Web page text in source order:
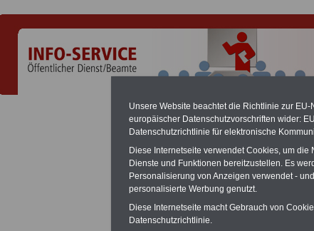
GEW: "Wir brauchen
.>>>Neu aufgelegt im März 2025
Unsere Website beachtet die Richtlinie zur
europäischer Datenschutzvorschriften wider:
Datenschutzrichtlinie für elektronische
Diese Internetseite verwendet Cookies, um
Dienste und Funktionen bereitzustellen. Es
Personalisierung von Anzeigen verwendet -
personalisierte Werbung genutzt.
Diese Internetseite macht Gebrauch von
Datenschutzrichtlinie.